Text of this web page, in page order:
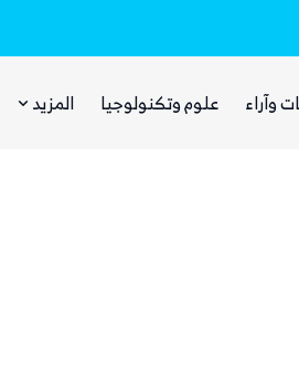
وآراء علوم وتكنولوجيا المزيد